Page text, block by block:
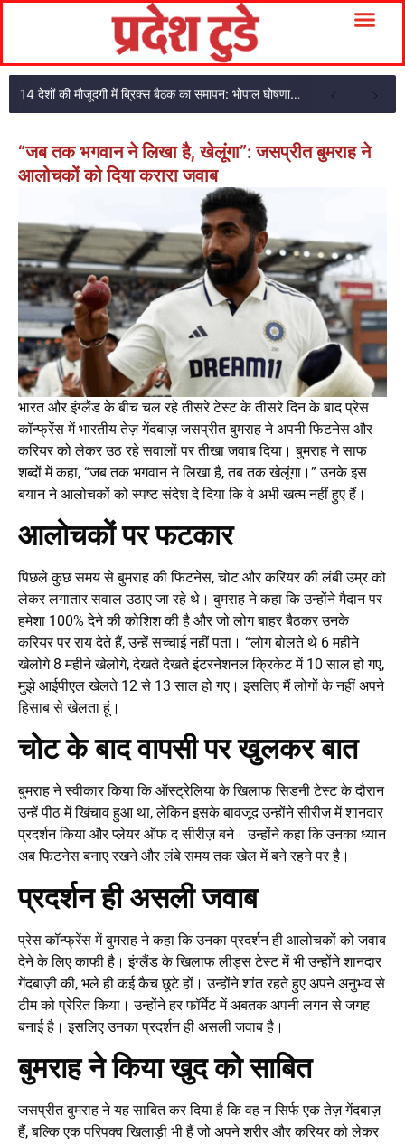
14 देशों की मौजूदगी में ब्रिक्स बैठक का समापन: भोपाल घोषणा पत्र अपनाया
“जब तक भगवान ने लिखा है, खेलूंगा”: जसप्रीत बुमराह ने
आलोचकों को दिया करारा जवाब
भारत और इंग्लैंड के बीच चल रहे तीसरे टेस्ट के तीसरे दिन के बाद प्रेस
कॉन्फ्रेंस में भारतीय तेज़ गेंदबाज़ जसप्रीत बुमराह ने अपनी फिटनेस और
करियर को लेकर उठ रहे सवालों पर तीखा जवाब दिया। बुमराह ने साफ
शब्दों में कहा, “जब तक भगवान ने लिखा है, तब तक खेलूंगा।” उनके इस
बयान ने आलोचकों को स्पष्ट संदेश दे दिया कि वे अभी खत्म नहीं हुए हैं।
आलोचकों पर फटकार
पिछले कुछ समय से बुमराह की फिटनेस, चोट और करियर की लंबी उम्र को
लेकर लगातार सवाल उठाए जा रहे थे। बुमराह ने कहा कि उन्होंने मैदान पर
हमेशा 100% देने की कोशिश की है और जो लोग बाहर बैठकर उनके
करियर पर राय देते हैं, उन्हें सच्चाई नहीं पता। “लोग बोलते थे 6 महीने
खेलोगे 8 महीने खेलोगे, देखते देखते इंटरनेशनल क्रिकेट में 10 साल हो गए,
मुझे आईपीएल खेलते 12 से 13 साल हो गए। इसलिए मैं लोगों के नहीं अपने
हिसाब से खेलता हूं।
चोट के बाद वापसी पर खुलकर बात
बुमराह ने स्वीकार किया कि ऑस्ट्रेलिया के खिलाफ सिडनी टेस्ट के दौरान
उन्हें पीठ में खिंचाव हुआ था, लेकिन इसके बावजूद उन्होंने सीरीज़ में शानदार
प्रदर्शन किया और प्लेयर ऑफ द सीरीज़ बने। उन्होंने कहा कि उनका ध्यान
अब फिटनेस बनाए रखने और लंबे समय तक खेल में बने रहने पर है।
प्रदर्शन ही असली जवाब
प्रेस कॉन्फ्रेंस में बुमराह ने कहा कि उनका प्रदर्शन ही आलोचकों को जवाब
देने के लिए काफी है। इंग्लैंड के खिलाफ लीड्स टेस्ट में भी उन्होंने शानदार
गेंदबाज़ी की, भले ही कई कैच छूटे हों। उन्होंने शांत रहते हुए अपने अनुभव से
टीम को प्रेरित किया। उन्होंने हर फॉर्मेट में अबतक अपनी लगन से जगह
बनाई है। इसलिए उनका प्रदर्शन ही असली जवाब है।
बुमराह ने किया खुद को साबित
जसप्रीत बुमराह ने यह साबित कर दिया है कि वह न सिर्फ एक तेज़ गेंदबाज़
हैं, बल्कि एक परिपक्व खिलाड़ी भी हैं जो अपने शरीर और करियर को लेकर